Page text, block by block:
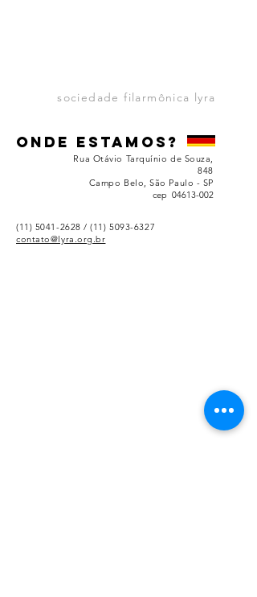
sociedade filarmônica lyra
onde estamos?
Rua Otávio Tarquínio de Souza,
848
Campo Belo, São Paulo - SP
cep 04613-002
(11) 5041-2628 / (11)5093-6327
contato@lyra.org.br